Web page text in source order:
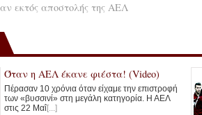
εκτός αποστολής της ΑΕΛ
Όταν η ΑΕΛ έκανε φιέστα! (Video)
Πέρασαν 10 χρόνια όταν είχαμε την επιστροφή
των «βυσσινί» στη μεγάλη κατηγορία. Η ΑΕΛ
στις 22 Μαΐ[...]